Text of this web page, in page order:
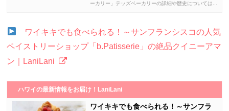
ーカリー」テッズベーカリーの詳細や歴史については...
ワイキキでも食べられる！～サンフランシスコの人気
ペイストリーショップ「b.Patisserie」の絶品クイニーアマ
ン｜LaniLani
ハワイの最新情報をお届け！LaniLani
ワイキキでも食べられる！～サンフラ